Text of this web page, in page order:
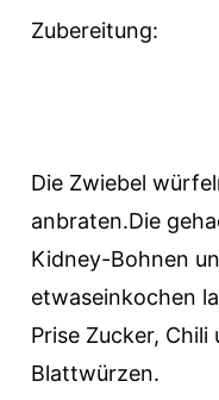
Zubereitung:
Die Zwiebel
anbraten.Die
Kidney-Bohnen
etwaseinkochen
Prise Zucker,
Blattwürzen.